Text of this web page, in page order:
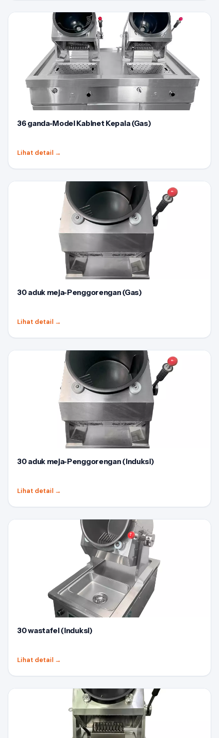
36 ganda-Model Kabinet Kepala (Gas)
Lihat detail →
30 aduk meja-Penggorengan (Gas)
Lihat detail →
30 aduk meja-Penggorengan (Induksi)
Lihat detail →
30 wastafel (Induksi)
Lihat detail →